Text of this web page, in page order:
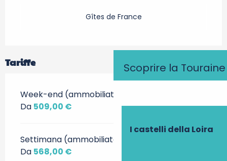
Scoprire la Touraine
I castelli della Loira
Gîtes de France
Tariffe
Week-end (ammobiliato)
Da 509,00 €
Settimana (ammobiliato)
Da 568,00 €